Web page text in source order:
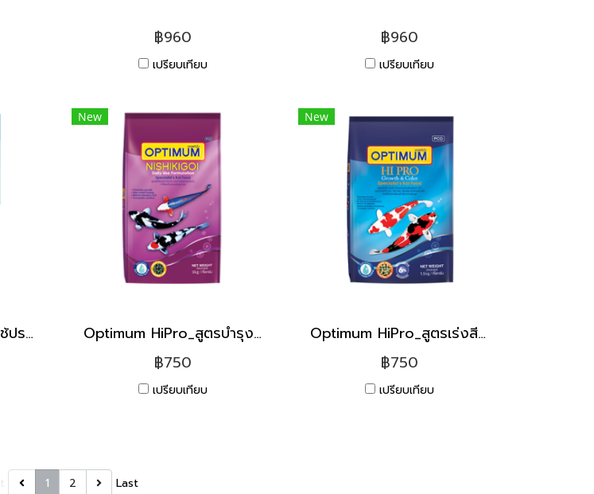
฿960
เปรียบเทียบ
฿960
เปรียบเทียบ
Optimum HiPro_สูตรใช้ประจำทุกวัน [7kg]
New
Optimum HiPro_สูตรบำรุงผิว[7kg]
฿750
เปรียบเทียบ
New
Optimum HiPro_สูตรเร่งสี เร่งโต [7kg]
฿750
เปรียบเทียบ
1 2 Last